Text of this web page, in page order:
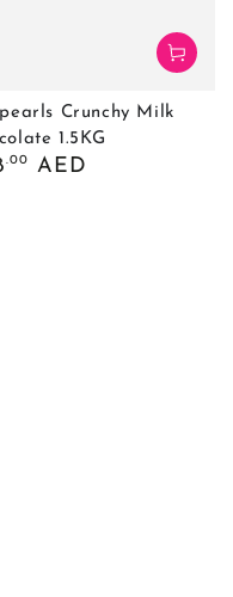
Crunchy Milk
1.5KG
.00 AED